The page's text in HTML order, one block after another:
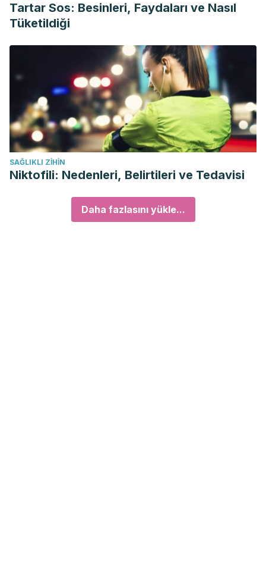
Tartar Sos: Besinleri, Faydaları ve Nasıl
Tüketildiği
SAĞLIKLI ZIHIN
Niktofili: Nedenleri, Belirtileri ve Tedavisi
Daha fazlasını yükle...